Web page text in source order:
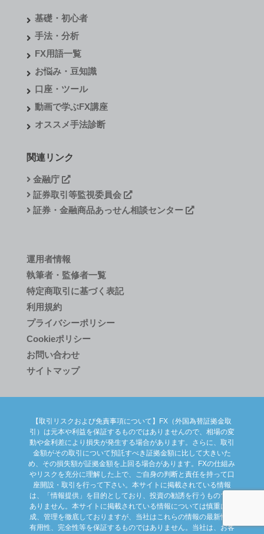
基礎・初心者
手法・分析
FX用語一覧
お悩み・豆知識
口座・ツール
動画で学ぶFX講座
オススメ手法診断
関連リンク
金融庁
証券取引等監視委員会
証券・金融商品あっせん相談センター
運用者情報
執筆者・監修者一覧
特定商取引に基づく表記
利用規約
プライバシーポリシー
Cookieポリシー
お問い合わせ
サイトマップ
【取引リスクおよび免責事項について】FX（外国為替証拠金取
引）は元本や利益を保証するものではありませんので、相場の変
動や金利差により損失が発生する場合があります。さらに、取引
金額がその取引について預託すべき証拠金額に比して大きいた
め、その損失額が証拠金額を上回る場合があります。FXの仕組み
やリスクを充分に理解した上で、ご自身の判断と責任を持って口
座開設・取引を行って下さい。本サイトに掲載されている情報
は、「情報提供」を目的としており、投資の勧誘を行うものでは
ありません。本サイトに掲載されている情報については慎重に作
成、管理を徹底しておりますが、当社はこれらの情報の最新性、
有用性、完全性等を保証するものではありません。当社は、お客